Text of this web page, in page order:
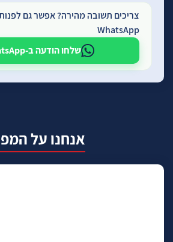
צריכים תשובה מהירה? אפשר גם
WhatsApp
שלחו הודעה ב-WhatsApp
אנחנו על